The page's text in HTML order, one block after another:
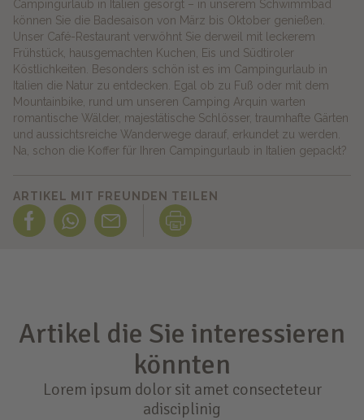
Campingurlaub in Italien gesorgt – in unserem Schwimmbad
können Sie die Badesaison von März bis Oktober genießen.
Unser Café-Restaurant verwöhnt Sie derweil mit leckerem
Frühstück, hausgemachten Kuchen, Eis und Südtiroler
Köstlichkeiten. Besonders schön ist es im Campingurlaub in
Italien die Natur zu entdecken. Egal ob zu Fuß oder mit dem
Mountainbike, rund um unseren Camping Arquin warten
romantische Wälder, majestätische Schlösser, traumhafte Gärten
und aussichtsreiche Wanderwege darauf, erkundet zu werden.
Na, schon die Koffer für Ihren Campingurlaub in Italien gepackt?
ARTIKEL MIT FREUNDEN TEILEN
Artikel die Sie interessieren
könnten
Lorem ipsum dolor sit amet consecteteur
adisciplinig